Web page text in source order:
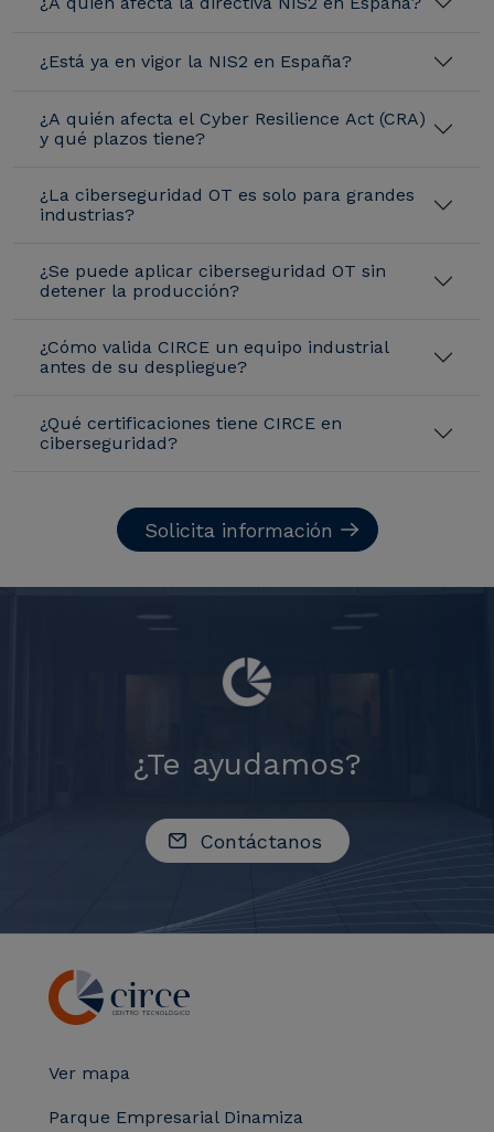
¿Está ya en vigor la NIS2 en España?
¿A quién afecta el Cyber Resilience Act (CRA)
y qué plazos tiene?
¿La ciberseguridad OT es solo para grandes
industrias?
¿Se puede aplicar ciberseguridad OT sin
detener la producción?
¿Cómo valida CIRCE un equipo industrial
antes de su despliegue?
¿Qué certificaciones tiene CIRCE en
ciberseguridad?
Solicita información
¿Te ayudamos?
Contáctanos
Ver mapa
Parque Empresarial Dinamiza